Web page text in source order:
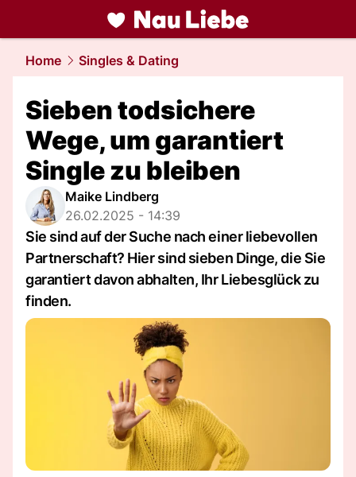
liebe.NAU.ch
Home Singles & Dating
Sieben todsichere
Wege, um garantiert
Single zu bleiben
Maike Lindberg
26.02.2025 - 14:39
Sie sind auf der Suche nach einer liebevollen
Partnerschaft? Hier sind sieben Dinge, die Sie
garantiert davon abhalten, Ihr Liebesglück zu
finden.